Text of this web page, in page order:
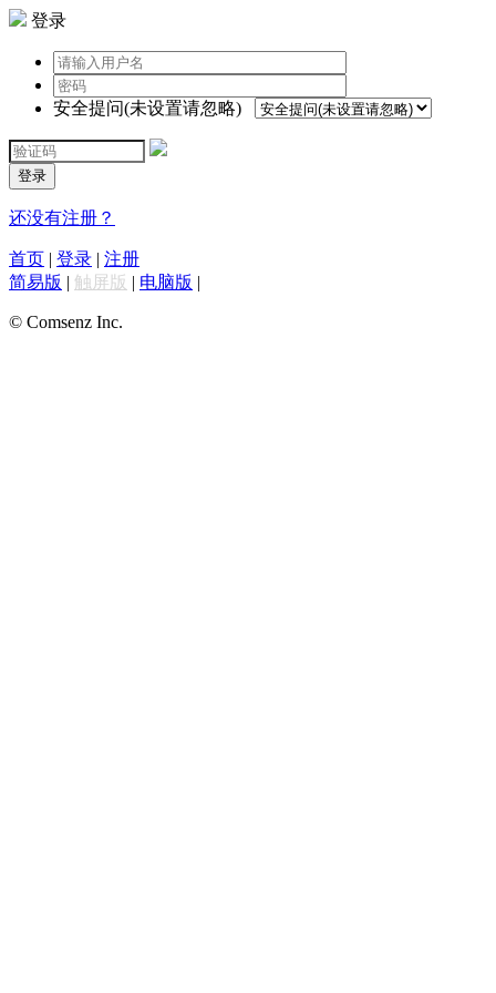
登录
安全提问(未设置请忽略)
登录
还没有注册？
首页 | 登录 | 注册
简易版 | 触屏版 | 电脑版 |
© Comsenz Inc.